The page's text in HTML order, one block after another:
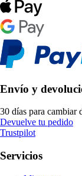
Envío y
30 días para cambiar
Devuelve tu pedido
Trustpilot
Servicios